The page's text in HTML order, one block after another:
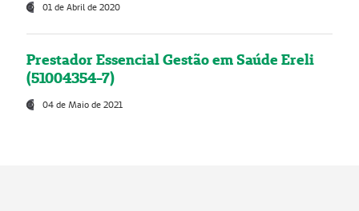
01 de Abril de 2020
Prestador Essencial Gestão em Saúde Ereli
(51004354-7)
04 de Maio de 2021